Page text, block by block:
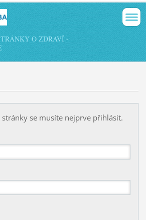
O ZDRAVÍ -
se musíte nejprve přihlásit.